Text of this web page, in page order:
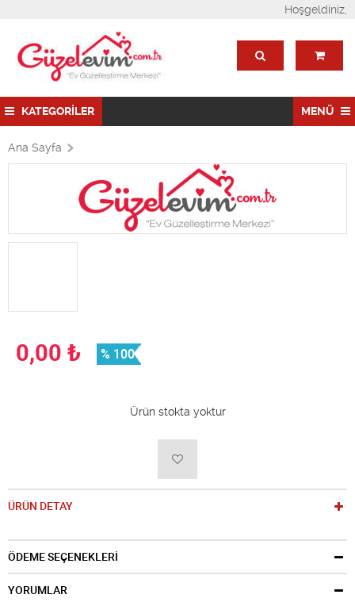
Hoşgeldiniz,
KATEGORİLER MENÜ
Ana Sayfa
0,00 ₺ % 100
Ürün stokta yoktur
ÜRÜN DETAY
ÖDEME SEÇENEKLERİ
YORUMLAR